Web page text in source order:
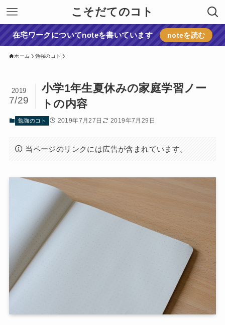
こそだてのコト
在宅ワークについてnoteを書いています noteを読む
ホーム 勉強のコト
小学1年生夏休みの家庭学習ノー
トの内容
2019
7/29
勉強のコト 2019年7月27日 2019年7月29日
当ページのリンクには広告が含まれています。